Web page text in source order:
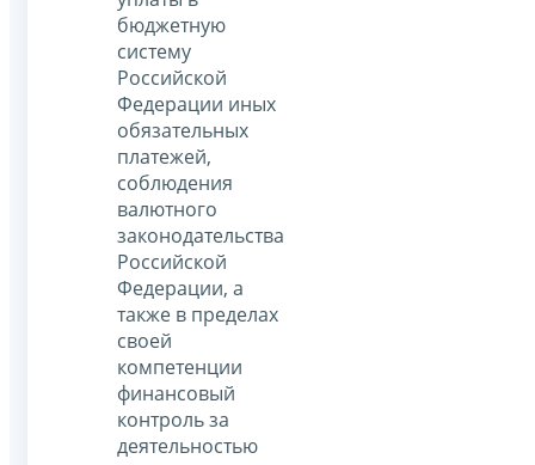
бюджетную
систему
Российской
Федерации иных
обязательных
платежей,
соблюдения
валютного
законодательства
Российской
Федерации, а
также в пределах
своей
компетенции
финансовый
контроль за
деятельностью